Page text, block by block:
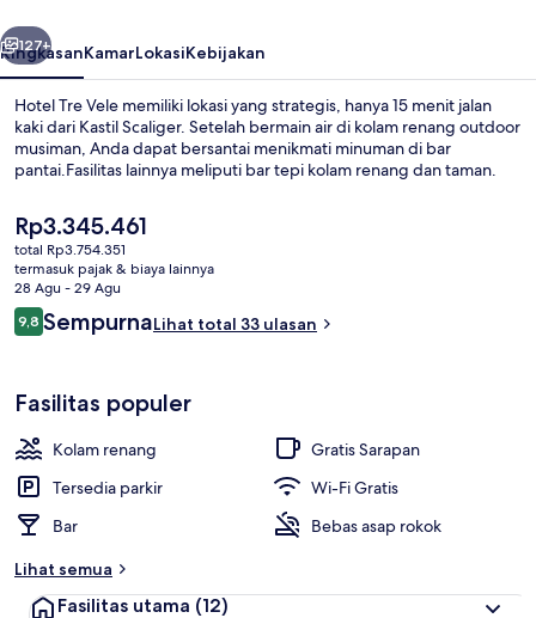
Berikutnya
127+
RingkasanKamarLokasiKebijakan
Hotel Tre Vele memiliki lokasi yang strategis, hanya 15 menit jalan
kaki dari Kastil Scaliger. Setelah bermain air di kolam renang outdoor
musiman, Anda dapat bersantai menikmati minuman di bar
pantai.Fasilitas lainnya meliputi bar tepi kolam renang dan taman.
Harga
saat
ini
Rp3.345.461
Rp3.345.461
total Rp3.754.351
termasuk pajak & biaya lainnya
28 Agu - 29 Agu
Ulasan
9,89,8 dari 10
SempurnaLihat total 33 ulasan
Fasilitas populer
Kolam renang
Gratis Sarapan
Tersedia parkir
Wi-Fi Gratis
Bar
Bebas asap rokok
Lihat semua
Fasilitas utama (12)